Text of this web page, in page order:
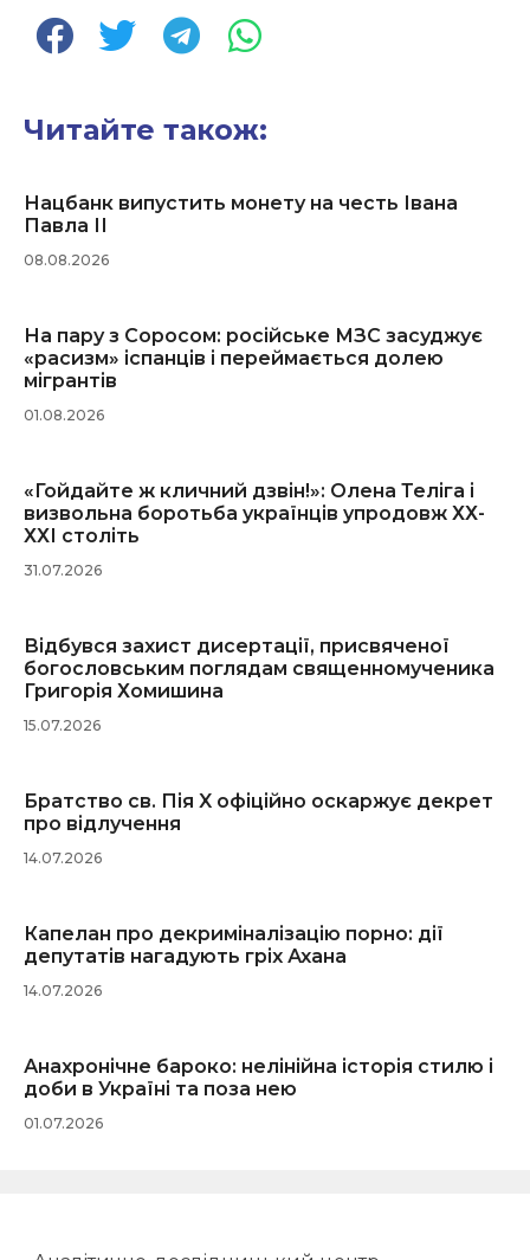
Читайте також:
Нацбанк випустить монету на честь Івана
Павла ІІ
08.08.2026
На пару з Соросом: російське МЗС засуджує
«расизм» іспанців і переймається долею
мігрантів
01.08.2026
«Гойдайте ж кличний дзвін!»: Олена Теліга і
визвольна боротьба українців упродовж ХХ-
ХХІ століть
31.07.2026
Відбувся захист дисертації, присвяченої
богословським поглядам священномученика
Григорія Хомишина
15.07.2026
Братство св. Пія X офіційно оскаржує декрет
про відлучення
14.07.2026
Капелан про декриміналізацію порно: дії
депутатів нагадують гріх Ахана
14.07.2026
Анахронічне бароко: нелінійна історія стилю і
доби в Україні та поза нею
01.07.2026